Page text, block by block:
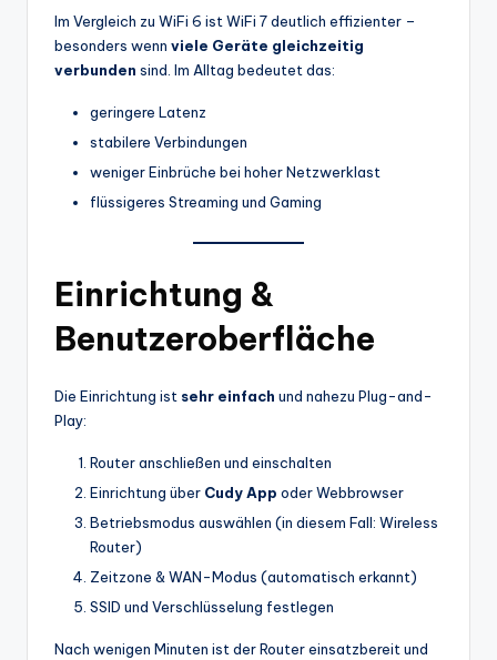
Im Vergleich zu WiFi 6 ist WiFi 7 deutlich effizienter –
besonders wenn viele Geräte gleichzeitig
verbunden sind. Im Alltag bedeutet das:
geringere Latenz
stabilere Verbindungen
weniger Einbrüche bei hoher Netzwerklast
flüssigeres Streaming und Gaming
Einrichtung &
Benutzeroberfläche
Die Einrichtung ist sehr einfach und nahezu Plug-and-
Play:
Router anschließen und einschalten
Einrichtung über Cudy App oder Webbrowser
Betriebsmodus auswählen (in diesem Fall: Wireless
Router)
Zeitzone & WAN-Modus (automatisch erkannt)
SSID und Verschlüsselung festlegen
Nach wenigen Minuten ist der Router einsatzbereit und